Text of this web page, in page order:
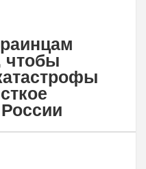
чтобы